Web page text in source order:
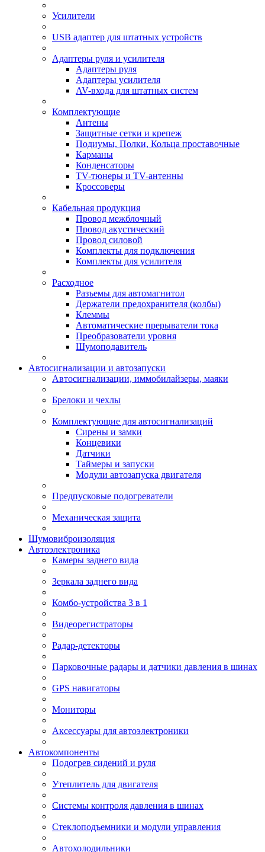
Усилители
USB адаптер для штатных устройств
Адаптеры руля и усилителя
Адаптеры руля
Адаптеры усилителя
AV-входа для штатных систем
Комплектующие
Антены
Защитные сетки и крепеж
Подиумы, Полки, Кольца проставочные
Карманы
Конденсаторы
TV-тюнеры и TV-антенны
Кроссоверы
Кабельная продукция
Провод межблочный
Провод акустический
Провод силовой
Комплекты для подключения
Комплекты для усилителя
Расходное
Разъемы для автомагнитол
Держатели предохранителя (колбы)
Клеммы
Автоматические прерыватели тока
Преобразователи уровня
Шумоподавитель
Автосигнализации и автозапуски
Автосигнализации, иммобилайзеры, маяки
Брелоки и чехлы
Комплектующие для автосигнализаций
Сирены и замки
Концевики
Датчики
Таймеры и запуски
Модули автозапуска двигателя
Предпусковые подогреватели
Механическая защита
Шумовиброизоляция
Автоэлектроника
Камеры заднего вида
Зеркала заднего вида
Комбо-устройства 3 в 1
Видеорегистраторы
Радар-детекторы
Парковочные радары и датчики давления в шинах
GPS навигаторы
Мониторы
Аксессуары для автоэлектроники
Автокомпоненты
Подогрев сидений и руля
Утеплитель для двигателя
Системы контроля давления в шинах
Стеклоподъемники и модули управления
Автохолодильники